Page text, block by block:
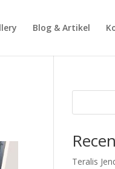
Blog & Artikel
Teralis